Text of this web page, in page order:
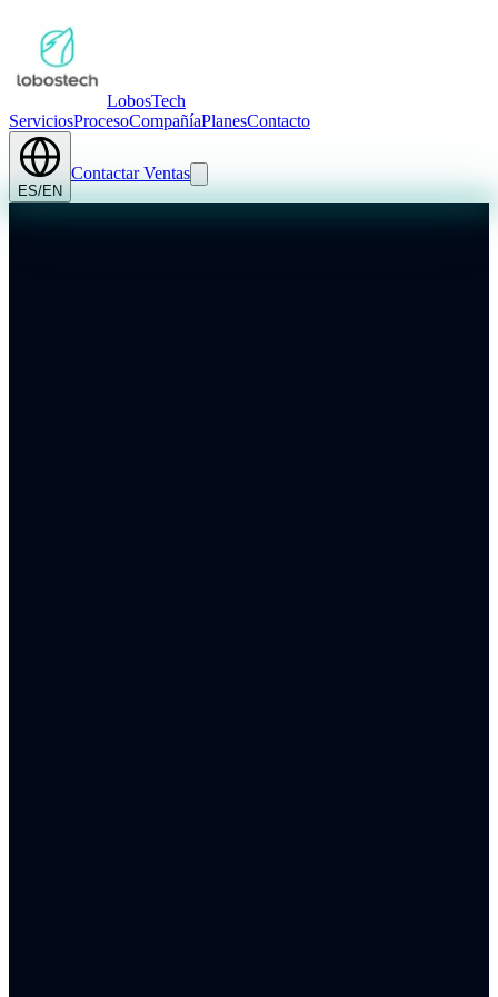
LobosTech
ServiciosProcesoCompañíaPlanesContacto
ES/EN
Contactar Ventas